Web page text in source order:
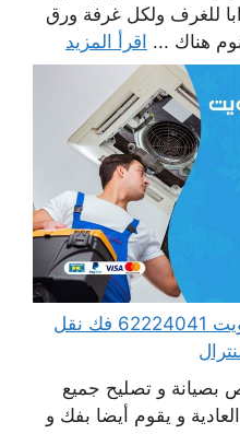
للغرف ولكل غرفة ورق
هناك ... اقرأ المزيد
فني تكييف مركزي هندي الكويت 62224041 فك نقل
بصيانة و تصليح جميع
و يقوم أيضا بفك و